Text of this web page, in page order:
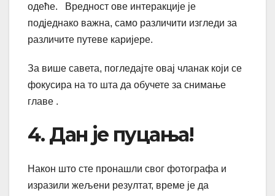
одеће. Вредност ове интеракције је
подједнако важна, само различити изгледи за
различите путеве каријере.
За више савета, погледајте овај чланак који се
фокусира на то шта да обучете за снимање
главе .
4. Дан је пуцања!
Након што сте пронашли свог фотографа и
изразили жељени резултат, време је да